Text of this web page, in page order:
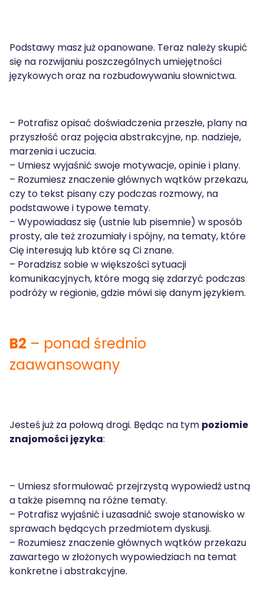
Podstawy masz już opanowane. Teraz należy skupić
się na rozwijaniu poszczególnych umiejętności
językowych oraz na rozbudowywaniu słownictwa.
– Potrafisz opisać doświadczenia przeszłe, plany na
przyszłość oraz pojęcia abstrakcyjne, np. nadzieje,
marzenia i uczucia.
– Umiesz wyjaśnić swoje motywacje, opinie i plany.
– Rozumiesz znaczenie głównych wątków przekazu,
czy to tekst pisany czy podczas rozmowy, na
podstawowe i typowe tematy.
– Wypowiadasz się (ustnie lub pisemnie) w sposób
prosty, ale też zrozumiały i spójny, na tematy, które
Cię interesują lub które są Ci znane.
– Poradzisz sobie w większości sytuacji
komunikacyjnych, które mogą się zdarzyć podczas
podróży w regionie, gdzie mówi się danym językiem.
B2 – ponad średnio
zaawansowany
Jesteś już za połową drogi. Będąc na tym poziomie
znajomości języka:
– Umiesz sformułować przejrzystą wypowiedź ustną
a także pisemną na różne tematy.
– Potrafisz wyjaśnić i uzasadnić swoje stanowisko w
sprawach będących przedmiotem dyskusji.
– Rozumiesz znaczenie głównych wątków przekazu
zawartego w złożonych wypowiedziach na temat
konkretne i abstrakcyjne.